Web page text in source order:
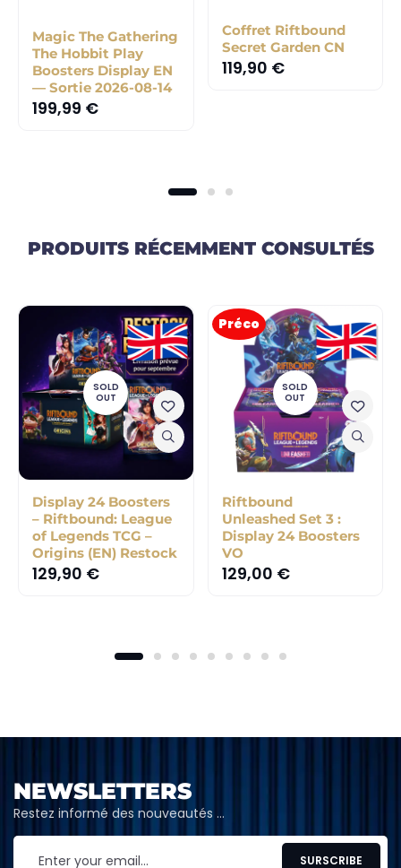
Magic The Gathering
The Hobbit Play
Boosters Display EN
— Sortie 2026-08-14
199,99 €
Coffret Riftbound
Secret Garden CN
119,90 €
PRODUITS RÉCEMMENT CONSULTÉS
SOLD
OUT
Display 24 Boosters
– Riftbound: League
of Legends TCG –
Origins (EN) Restock
129,90 €
Préco
SOLD
OUT
Riftbound
Unleashed Set 3 :
Display 24 Boosters
VO
129,00 €
NEWSLETTERS
Restez informé des nouveautés …